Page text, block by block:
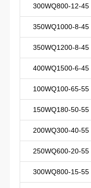
300WQ800-12-45
350WQ1000-8-45
350WQ1200-8-45
400WQ1500-6-45
100WQ100-65-55
150WQ180-50-55
200WQ300-40-55
250WQ600-20-55
300WQ800-15-55